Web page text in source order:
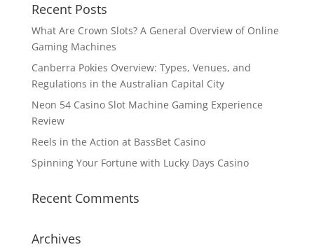
Recent Posts
What Are Crown Slots? A General Overview of Online
Gaming Machines
Canberra Pokies Overview: Types, Venues, and
Regulations in the Australian Capital City
Neon 54 Casino Slot Machine Gaming Experience
Review
Reels in the Action at BassBet Casino
Spinning Your Fortune with Lucky Days Casino
Recent Comments
Archives